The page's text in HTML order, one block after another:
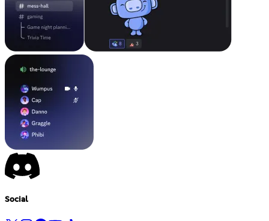
Social